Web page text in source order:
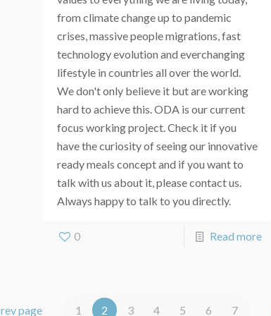
from climate change up to pandemic
crises, massive people migrations, fast
technology evolution and everchanging
lifestyle in countries all over the world.
We don't only believe it but are working
hard to achieve this. ODA is our current
focus working project. Check it if you
have the curiosity of seeing our innovative
ready meals concept and if you want to
talk with us about it, please contact us.
Always happy to talk to you directly.
0 Read more
page 1 2 3 4 5 6 7